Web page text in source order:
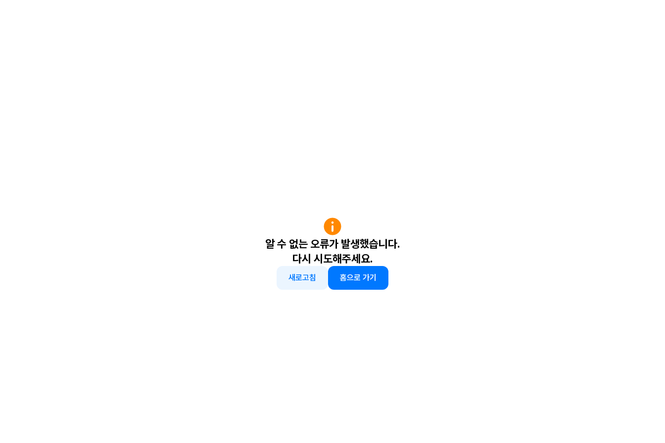
알 수 없는 오류가 발생했습니다.
다시 시도해주세요.
새로고침 홈으로 가기